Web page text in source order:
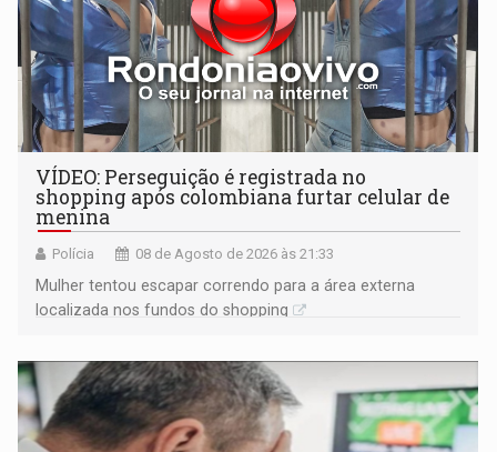
VÍDEO: Perseguição é registrada no
shopping após colombiana furtar celular de
menina
Polícia 08 de Agosto de 2026 às 21:33
Mulher tentou escapar correndo para a área externa
localizada nos fundos do shopping